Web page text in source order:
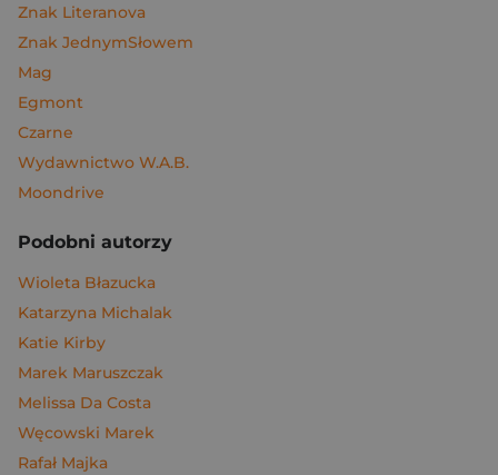
Znak Literanova
Znak JednymSłowem
Mag
Egmont
Czarne
Wydawnictwo W.A.B.
Moondrive
Podobni autorzy
Wioleta Błazucka
Katarzyna Michalak
Katie Kirby
Marek Maruszczak
Melissa Da Costa
Węcowski Marek
Rafał Majka